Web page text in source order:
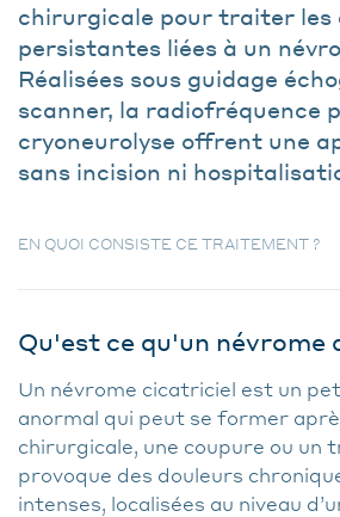
chirurgicale pour traiter les
persistantes liées à un
Réalisées sous guidage
scanner, la radiofréquence
cryoneurolyse offrent une
sans incision ni
EN QUOI CONSISTE CE TRAITEMENT ?
Qu'est ce qu'un névrome
Un névrome cicatriciel est un
anormal qui peut se former
chirurgicale, une coupure ou un
provoque des douleurs
intenses, localisées au niveau